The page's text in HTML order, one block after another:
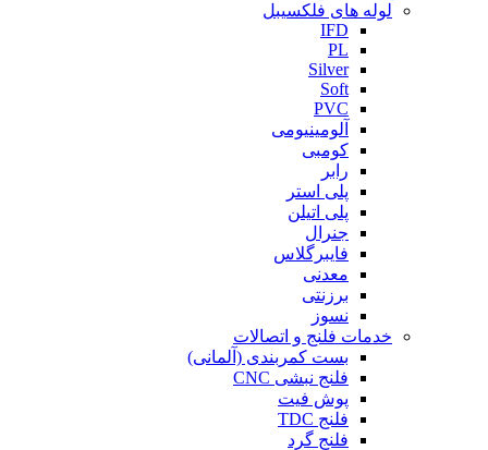
لوله های فلکسیبل
IFD
PL
Silver
Soft
PVC
آلومینیومی
کومبی
رابر
پلی استر
پلی اتیلن
جنرال
فایبرگلاس
معدنی
برزنتی
نسوز
خدمات فلنج و اتصالات
بست کمربندی (آلمانی)
فلنج نبشی CNC
پوش فیت
فلنج TDC
فلنج گرد